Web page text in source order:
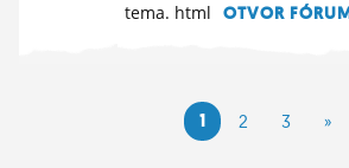
tema. html
OTVOR
1 2 3 »